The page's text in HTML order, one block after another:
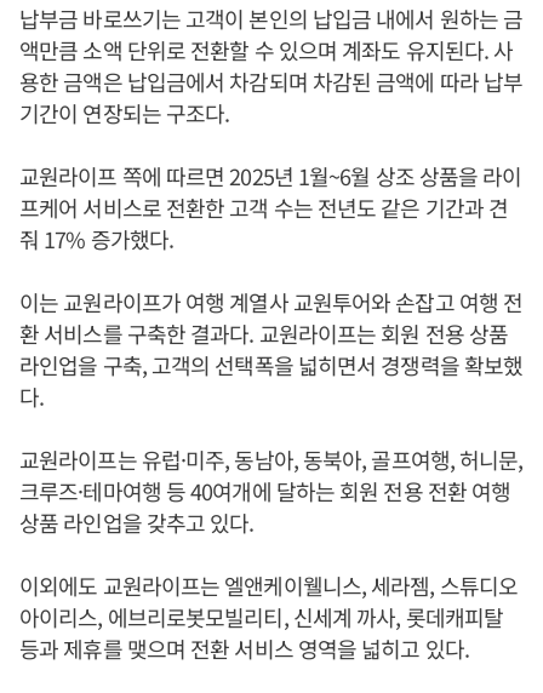
납부금 바로쓰기는 고객이 본인의 납입금 내에서 원하는 금
액만큼 소액 단위로 전환할 수 있으며 계좌도 유지된다. 사
용한 금액은 납입금에서 차감되며 차감된 금액에 따라 납부
기간이 연장되는 구조다.
교원라이프 쪽에 따르면 2025년 1월~6월 상조 상품을 라이
프케어 서비스로 전환한 고객 수는 전년도 같은 기간과 견
줘 17% 증가했다.
이는 교원라이프가 여행 계열사 교원투어와 손잡고 여행 전
환 서비스를 구축한 결과다. 교원라이프는 회원 전용 상품
라인업을 구축, 고객의 선택폭을 넓히면서 경쟁력을 확보했
다.
교원라이프는 유럽·미주, 동남아, 동북아, 골프여행, 허니문,
크루즈·테마여행 등 40여개에 달하는 회원 전용 전환 여행
상품 라인업을 갖추고 있다.
이외에도 교원라이프는 엘앤케이웰니스, 세라젬, 스튜디오
아이리스, 에브리로봇모빌리티, 신세계 까사, 롯데캐피탈
등과 제휴를 맺으며 전환 서비스 영역을 넓히고 있다.